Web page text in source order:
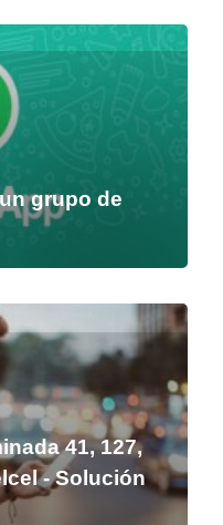
grupo de
41, 127,
- Solución